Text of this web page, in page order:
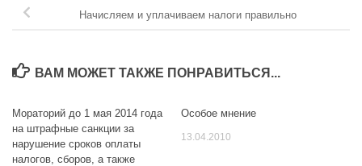
Начисляем и уплачиваем налоги правильно
ВАМ МОЖЕТ ТАКЖЕ ПОНРАВИТЬСЯ...
Мораторий до 1 мая 2014 года
на штрафные санкции за
нарушение сроков оплаты
налогов, сборов, а также
Особое мнение
13.04.2010